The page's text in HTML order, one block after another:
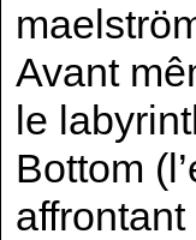
Avant
le
Bottom